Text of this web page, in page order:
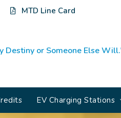
MTD Line Card
Destiny or Someone Else
EV Charging Stations